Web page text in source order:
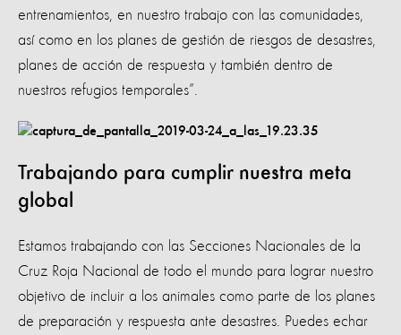
entrenamientos, en nuestro trabajo con las comunidades,
así como en los planes de gestión de riesgos de desastres,
planes de acción de respuesta y también dentro de
nuestros refugios temporales”.
Trabajando para cumplir nuestra meta
global
Estamos trabajando con las Secciones Nacionales de la
Cruz Roja Nacional de todo el mundo para lograr nuestro
objetivo de incluir a los animales como parte de los planes
de preparación y respuesta ante desastres. Puedes echar